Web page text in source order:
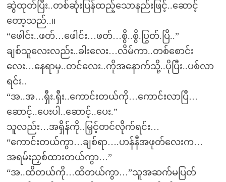
ဆွဲထုတ်ပြီး..တစ်ဆုံးပြန်ထည့်သောနည်းဖြင့်..ဆောင့်
တော့သည်..။
“ဖေါင်း..ဖတ်…ဖေါင်း…ဖတ်…စွိ..စွိ.ပြွတ်.ပြိ..”
ချစ်သူလေးလည်း..ခါးလေး…လိမ်ကာ..တစ်စောင်း
လေး…နေရာမှ..တင်လေး..ကိုအနောက်သို့..ပိုပြီး..ပစ်လာ
ရင်း..
“အ..အ…ရှီး.ရှီး..ကောင်းတယ်ကို…ကောင်းလာပြီ…
ဆောင့်..ပေးပါ..ဆောင့်..ပေး.”
သူလည်း…အရှိန်ကို..မြှင့်တင်လိုက်ရင်း…
“ကောင်းတယ်ကွာ…ချစ်ရာ….ဟန်နီအဖုတ်လေးက…
အရမ်းညှစ်ထားတယ်ကွာ…”
“အ..ထိတယ်ကို…ထိတယ်ကွာ…”သူအဆက်မပြတ်